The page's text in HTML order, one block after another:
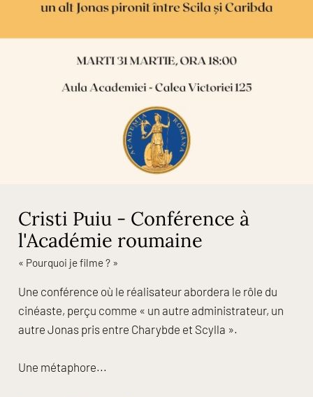
Cristi Puiu - Conférence à
l'Académie roumaine
« Pourquoi je filme ? »
Une conférence où le réalisateur abordera le rôle du
cinéaste, perçu comme « un autre administrateur, un
autre Jonas pris entre Charybde et Scylla ».
Une métaphore...